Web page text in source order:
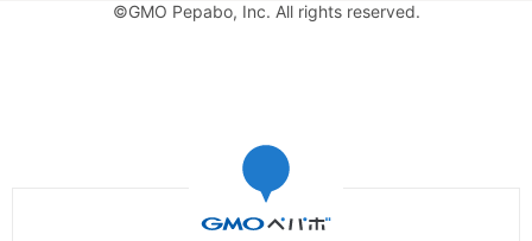
©GMO Pepabo, Inc. All rights reserved.